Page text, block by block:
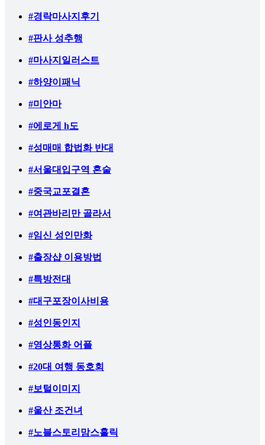
#경락마사지후기
#판사 성추행
#마사지일러스트
#하양이패닉
#미안마
#에로게 h도
#성매매 합법화 반대
#서울대입구역 혼술
#중국교포결혼
#여관바리만 골라서
#임신 성인만화
#출장샵 이용방법
#특방전대
#대구포장이사비용
#성인동인지
#영상통화 어플
#20대 여행 동호회
#보털이미지
#울산 조건녀
#노블스토리맘스홀릭